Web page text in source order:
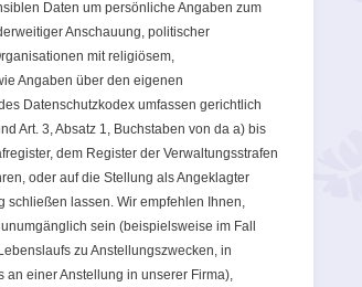
Daten um persönliche Angaben zum
Anschauung, politischer
mit religiösem,
Angaben über den eigenen
Datenschutzkodex umfassen gerichtlich
Art. 3, Absatz 1, Buchstaben von da a) bis
dem Register der Verwaltungsstrafen
oder auf die Stellung als Angeklagter
lassen. Wir empfehlen Ihnen,
sein (beispielsweise im Fall
zu Anstellungszwecken, in
einer Anstellung in unserer Firma),